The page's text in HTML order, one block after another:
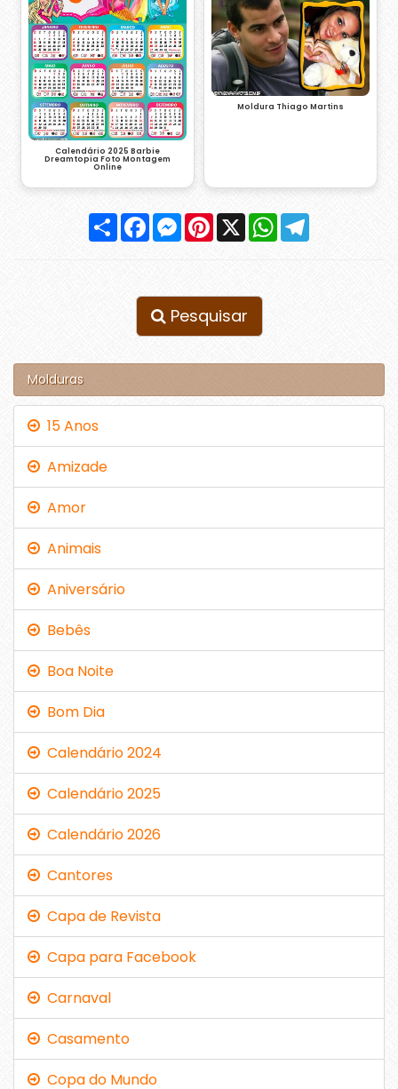
Calendário 2025 Barbie
Dreamtopia Foto Montagem
Online
Moldura Thiago Martins
Compartilhar
FacebookMessenger
Pinterest
X WhatsApp
Pesquisar
Molduras
15 Anos
Amizade
Amor
Animais
Aniversário
Bebês
Boa Noite
Bom Dia
Calendário 2024
Calendário 2025
Calendário 2026
Cantores
Capa de Revista
Capa para Facebook
Carnaval
Casamento
Copa do Mundo